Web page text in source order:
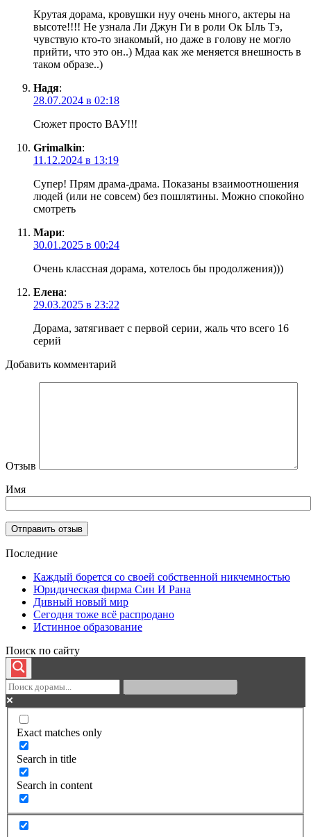
Крутая дорама, кровушки нуу очень много, актеры на
высоте!!!! Не узнала Ли Джун Ги в роли Ок Ыль Тэ,
чувствую кто-то знакомый, но даже в голову не могло
прийти, что это он..) Мдаа как же меняется внешность в
таком образе..)
Надя:
28.07.2024 в 02:18
Сюжет просто ВАУ!!!
Grimalkin:
11.12.2024 в 13:19
Супер! Прям драма-драма. Показаны взаимоотношения
людей (или не совсем) без пошлятины. Можно спокойно
смотреть
Мари:
30.01.2025 в 00:24
Очень классная дорама, хотелось бы продолжения)))
Елена:
29.03.2025 в 23:22
Дорама, затягивает с первой серии, жаль что всего 16
серий
Добавить комментарий
Отзыв
Имя
Последние
Каждый борется со своей собственной никчемностью
Юридическая фирма Син И Рана
Дивный новый мир
Сегодня тоже всё распродано
Истинное образование
Поиск по сайту
Exact matches only
Search in title
Search in content